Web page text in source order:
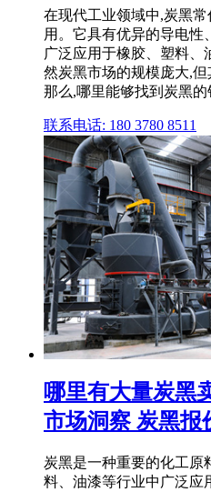
在现代工业领域中,炭黑
用。它具有优异的导电性
广泛应用于橡胶、塑料、
然炭黑市场的规模庞大,但
那么,哪里能够找到炭黑的
联系电话: 180 3780 8511
哪里有大量炭黑
市场洞察 炭黑报
炭黑是一种重要的化工原
料、油漆等行业中广泛应